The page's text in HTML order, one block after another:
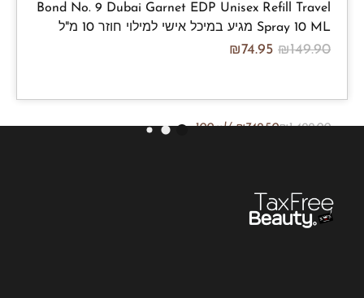
Bond No. 9 Dubai Garnet EDP Unisex Refill Travel
Spray 10 ML מגיע במיכל אישי למילוי חוזר 10 מ"ל
₪149.90
₪74.95
₪1,499.00
₪749.50
/100ml